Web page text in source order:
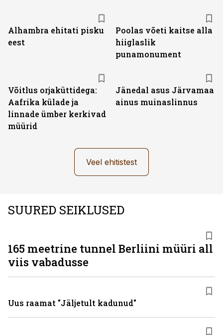
Alhambra ehitati pisku
eest
Poolas võeti kaitse alla
hiiglaslik
punamonument
Võitlus orjaküttidega:
Aafrika külade ja
linnade ümber kerkivad
müürid
Jänedal asus Järvamaa
ainus muinaslinnus
Veel ehitistest
SUURED SEIKLUSED
165 meetrine tunnel Berliini müüri all
viis vabadusse
Uus raamat "Jäljetult kadunud"